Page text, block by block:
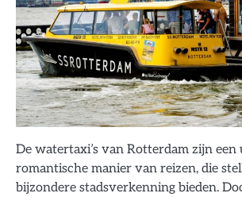
De watertaxi’s van Rotterdam zijn een
romantische manier van reizen, die
bijzondere stadsverkenning bieden.